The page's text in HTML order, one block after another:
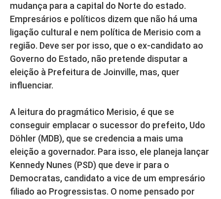
mudança para a capital do Norte do estado.
Empresários e políticos dizem que não há uma
ligação cultural e nem política de Merisio com a
região. Deve ser por isso, que o ex-candidato ao
Governo do Estado, não pretende disputar a
eleição à Prefeitura de Joinville, mas, quer
influenciar.
A leitura do pragmático Merisio, é que se
conseguir emplacar o sucessor do prefeito, Udo
Döhler (MDB), que se credencia a mais uma
eleição a governador. Para isso, ele planeja lançar
Kennedy Nunes (PSD) que deve ir para o
Democratas, candidato a vice de um empresário
filiado ao Progressistas. O nome pensado por